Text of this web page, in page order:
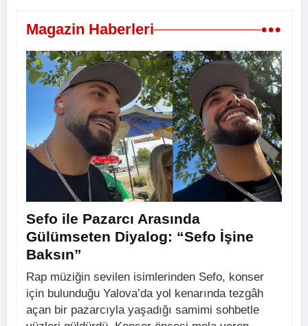
Magazin Haberleri •••
Sefo ile Pazarcı Arasında
Gülümseten Diyalog: “Sefo İşine
Baksın”
Rap müziğin sevilen isimlerinden Sefo, konser
için bulunduğu Yalova’da yol kenarında tezgâh
açan bir pazarcıyla yaşadığı samimi sohbetle